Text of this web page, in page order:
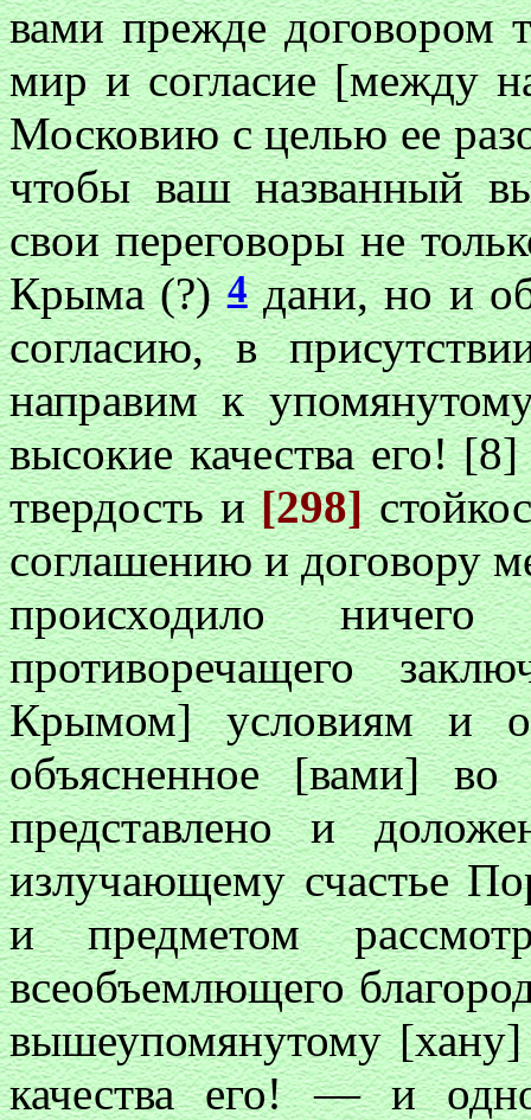
вами прежде договором
мир и согласие [между
Московию с целью ее
чтобы ваш названный
свои переговоры не
Крыма (?)4дани, но и
согласию, в
направим к
высокие качества его!
твердость и[298]
соглашению и договору
происходило
противоречащего
Крымом] условиям и
объясненное [вами]
представлено и
излучающему счастье
и предметом
всеобъемлющего
вышеупомянутому
качества его! — и